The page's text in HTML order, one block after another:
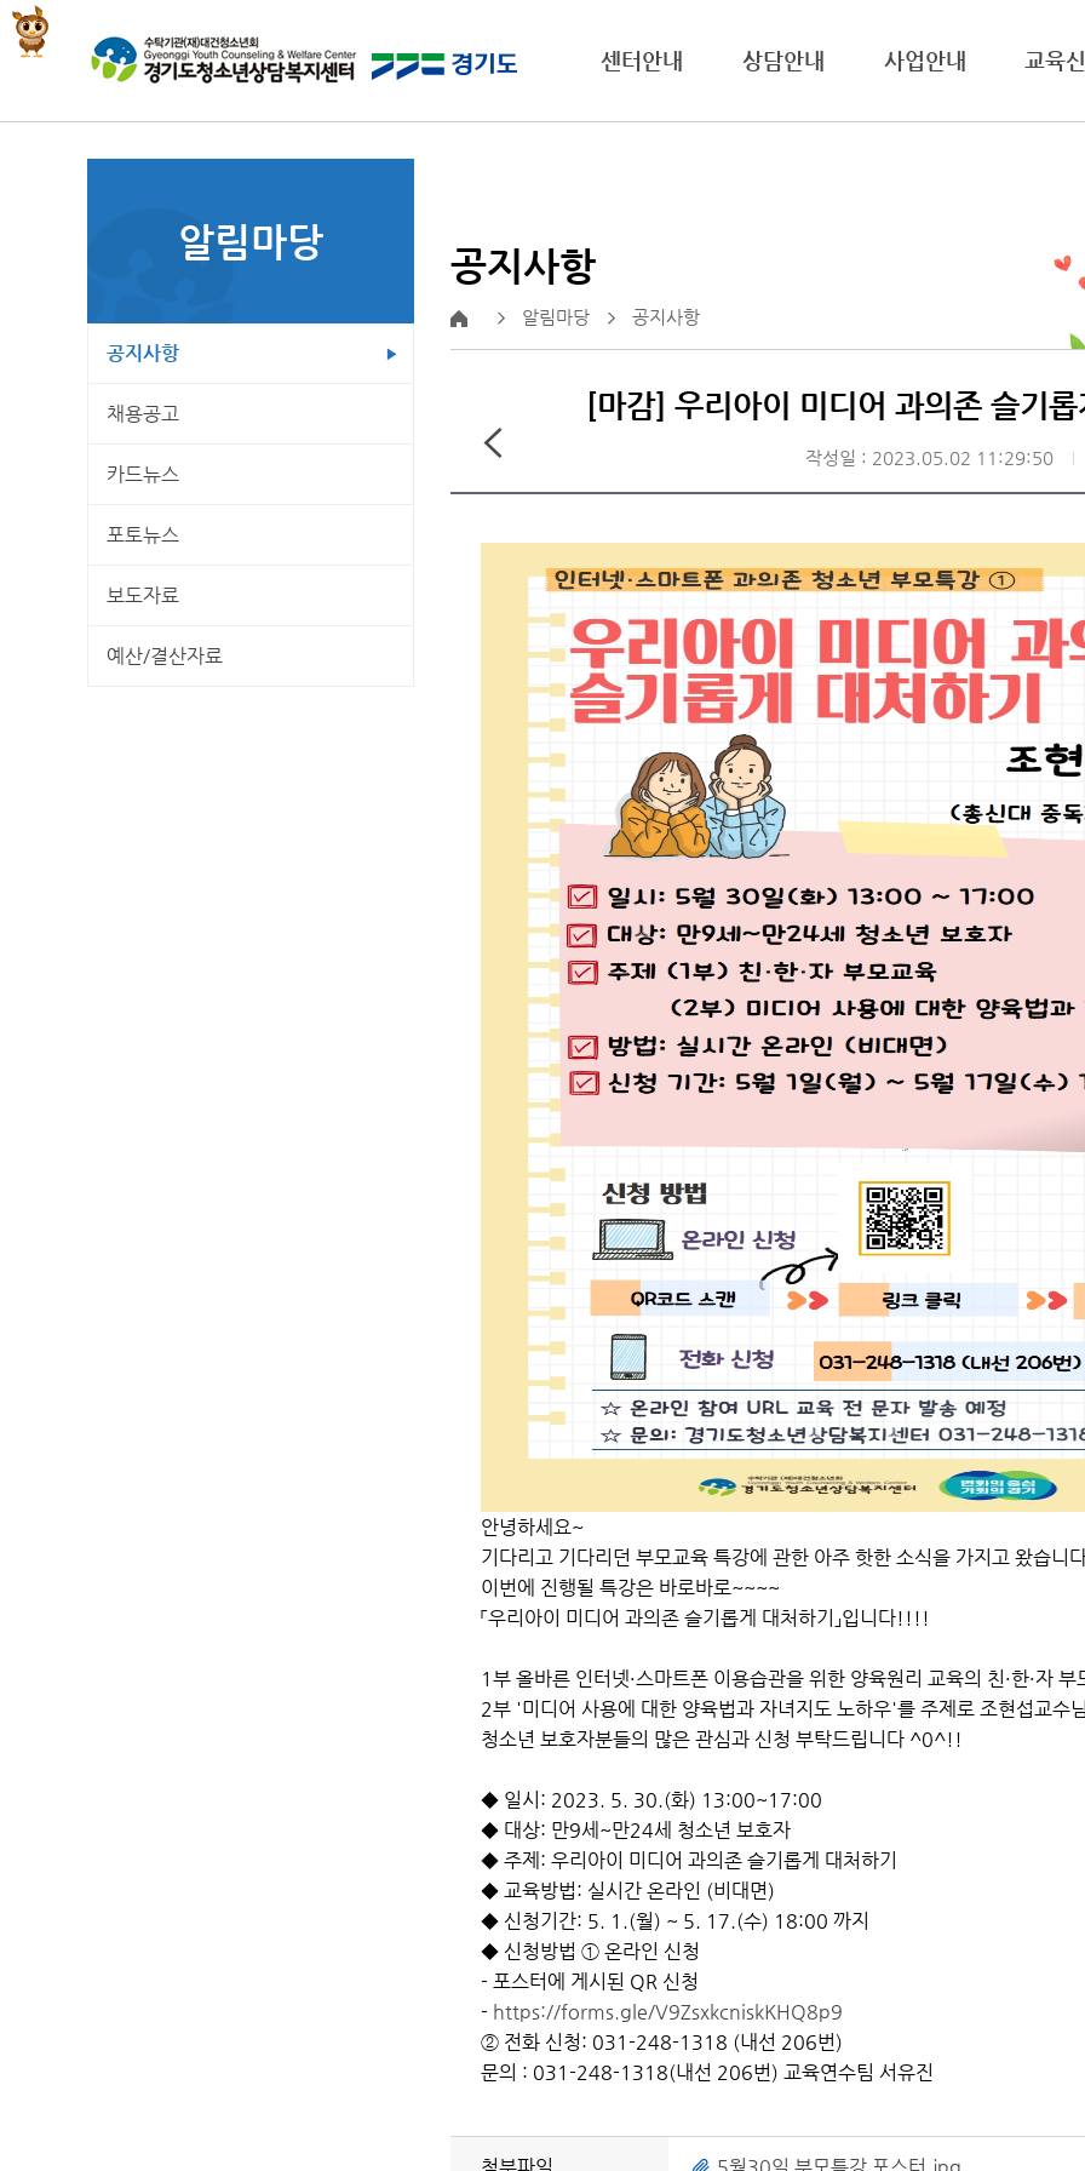
센터안내 상담안내 사업안내 교육
알림마당
공지사항
채용공고
카드뉴스
포토뉴스
보도자료
예산/결산자료
공지사항
알림마당 공지사항
[마감] 우리아이 미디어 과의존 슬기
작성일 : 2023.05.02 11:29:50
안녕하세요~
기다리고 기다리던 부모교육 특강에 관한 아주 핫한 소식을 가지고 왔습니
이번에 진행될 특강은 바로바로~~~~
「우리아이 미디어 과의존 슬기롭게 대처하기」입니다!!!!
1부 올바른 인터넷·스마트폰 이용습관을 위한 양육원리 교육의 친·한·자 부
2부 '미디어 사용에 대한 양육법과 자녀지도 노하우'를 주제로 조현섭교수
청소년 보호자분들의 많은 관심과 신청 부탁드립니다 ^0^!!
◆ 일시: 2023. 5. 30.(화) 13:00~17:00
◆ 대상: 만9세~만24세 청소년 보호자
◆ 주제: 우리아이 미디어 과의존 슬기롭게 대처하기
◆ 교육방법: 실시간 온라인 (비대면)
◆ 신청기간: 5. 1.(월) ~ 5. 17.(수) 18:00 까지
◆ 신청방법 ① 온라인 신청
- 포스터에 게시된 QR 신청
- https://forms.gle/V9ZsxkcniskKHQ8p9
② 전화 신청: 031-248-1318 (내선 206번)
​문의 : 031-248-1318(내선 206번) 교육연수팀 서유진